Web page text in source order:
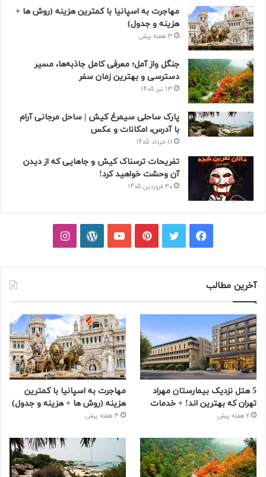
مهاجرت به اسپانیا با کمترین هزینه (روش ها +
هزینه و جدول)
3 هفته پیش
جنگل واز آمل؛ معرفی کامل جاذبه‌ها، مسیر
دسترسی و بهترین زمان سفر
13 تیر 1405
پارک ساحلی سیمرغ کیش | ساحل مرجانی آرام
با آدرس، امکانات و عکس
11 خرداد 1405
تفریحات ترسناک کیش و جاهایی که از دیدن
آن وحشت خواهید کرد!
30 فروردین 1405
فیسبوکتوییترپینتریستیوتیوبوردپرساینستاگرام
آخرین مطالب
5 هتل نزدیک بیمارستان مهراد
تهران که بهترین‌ اند! + خدمات
2 هفته پیش
مهاجرت به اسپانیا با کمترین
هزینه (روش ها + هزینه و جدول)
3 هفته پیش